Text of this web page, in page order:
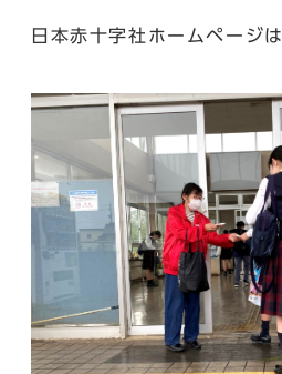
日本赤十字社ホームページは